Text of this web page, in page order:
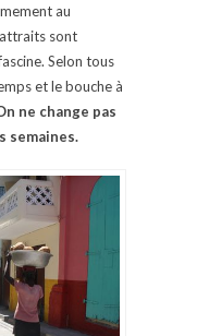
au
sont
Selon tous
et le bouche à
ne change pas
semaines.